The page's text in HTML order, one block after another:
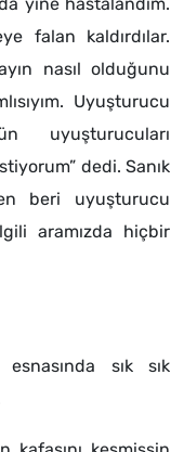
falan kaldırdılar.
nasıl olduğunu
Uyuşturucu
uyuşturucuları
dedi. Sanık
beri uyuşturucu
aramızda hiçbir
sık sık